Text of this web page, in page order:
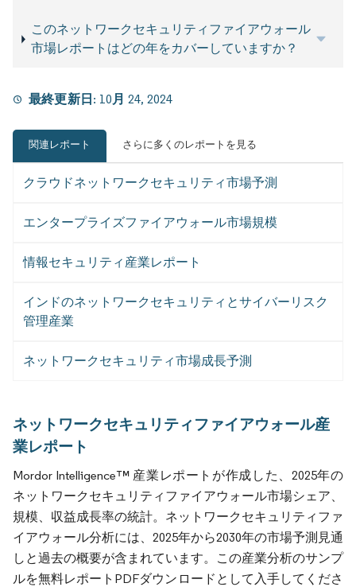
このネットワークセキュリティファイアウォール
市場レポートはどの年をカバーしていますか？
最終更新日: 10月 24, 2024
関連レポート さらに多くのレポートを見る
クラウドネットワークセキュリティ市場予測
エンタープライズファイアウォール市場規模
情報セキュリティ産業レポート
インドのネットワークセキュリティとサイバーリスク
管理産業
ネットワークセキュリティ市場成長予測
ネットワークセキュリティファイアウォール産
業レポート
Mordor Intelligence™ 産業レポートが作成した、2025年の
ネットワークセキュリティファイアウォール市場シェア、
規模、収益成長率の統計。ネットワークセキュリティファ
イアウォール分析には、2025年から2030年の市場予測見通
しと過去の概要が含まれています。この産業分析のサンプ
ルを無料レポートPDFダウンロードとして入手してくださ